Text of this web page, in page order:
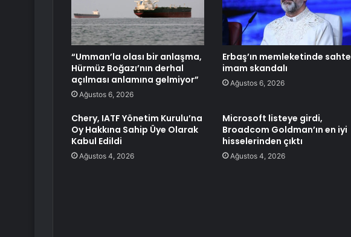
“Umman’la olası bir anlaşma,
Hürmüz Boğazı’nın derhal
açılması anlamına gelmiyor”
Ağustos 6, 2026
Erbaş’ın memleketinde sahte
imam skandalı
Ağustos 6, 2026
Chery, IATF Yönetim Kurulu’na
Oy Hakkına Sahip Üye Olarak
Kabul Edildi
Ağustos 4, 2026
Microsoft listeye girdi,
Broadcom Goldman’ın en iyi
hisselerinden çıktı
Ağustos 4, 2026